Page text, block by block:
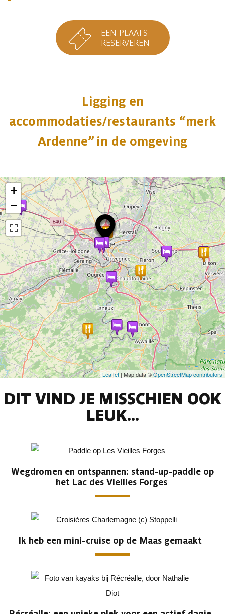
EEN PLAATS
RESERVEREN
Ligging en
accommodaties/restaurants “merk
Ardenne” in de omgeving
+
−
Leaflet | Map data ©OpenStreetMap contributors
DIT VIND JE MISSCHIEN OOK
LEUK...
Wegdromen en ontspannen: stand-up-paddle op
het Lac des Vieilles Forges
Ik heb een mini-cruise op de Maas gemaakt